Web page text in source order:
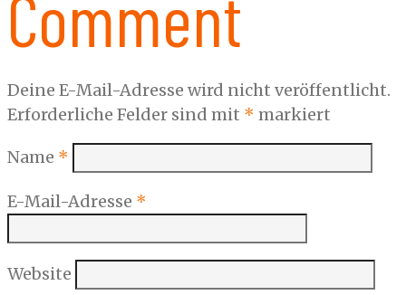
Comment
Deine E-Mail-Adresse wird nicht veröffentlicht.
Erforderliche Felder sind mit * markiert
Name *
E-Mail-Adresse *
Website